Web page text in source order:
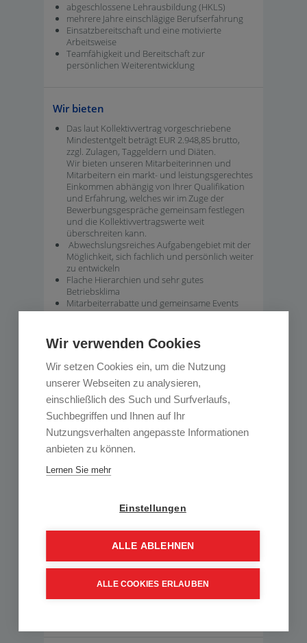
Wir verwenden Cookies
Wir setzen Cookies ein, um die Nutzung
unserer Webseiten zu analysieren,
einschließlich des Such und Surfverlaufs,
Suchbegriffen und Ihnen auf Ihr
Nutzungsverhalten angepasste Informationen
anbieten zu können.
Lernen Sie mehr
Einstellungen
ALLE ABLEHNEN
ALLE COOKIES ERLAUBEN
abgeschlossene Lehrausbildung (HKLS)
mehrere Jahre einschlägige Berufserfahrung
Einsatzbereitschaft und eine motivierte
Arbeitsweise
Teamfähigkeit und Bereitschaft zur
persönlichen Weiterentwicklung
Wir bieten
Das laut Kollektivvertrag vorgeschriebene
Mindestentgelt beträgt EUR 2.948,85 brutto,
zzgl. Zulagen, Taggeldern und Diäten.
Wir bieten unseren Mitarbeiterinnen und
Mitarbeitern ein markt- und leistungsgerechtes
Einkommen abhängig von Ihrer Qualifikation
und Erfahrung, welches wir im Zuge der
Bewerbungsgespräche gemeinsam festlegen
und die Kollektivvertragswerte weit
überschreiten kann.
Abwechslungsreiches Aufgabengebiet mit der
Möglichkeit, sich fachlich und persönlich weiter
zu entwickeln
Flache Hierarchien und sehr gutes
Betriebsklima
Mitarbeiterrabatte und gemeinsame Events
Bewerbung!
Kontakt
EBG GmbH
Sengsschmiedstraße 14, 4560 Kirchdorf
Haben Sie noch Fragen?
Ihre Ansprechpartnerin: Mag. Karin Staber
Tel.: +43 (0) 5 9902 - 30630